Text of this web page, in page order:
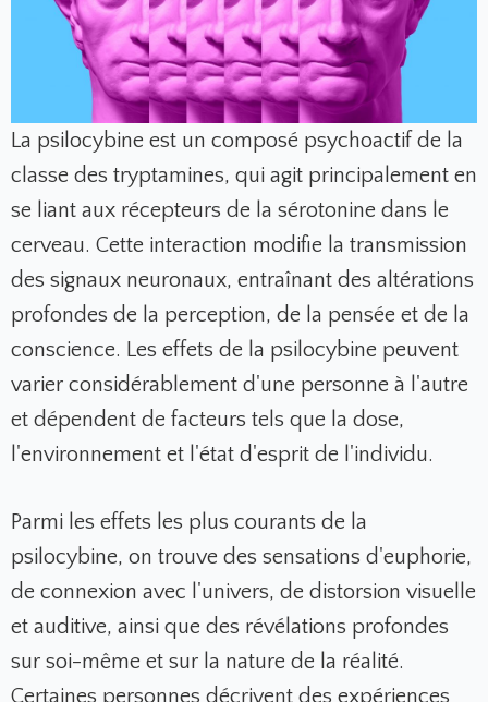
La psilocybine est un composé psychoactif de la
classe des tryptamines, qui agit principalement en
se liant aux récepteurs de la sérotonine dans le
cerveau. Cette interaction modifie la transmission
des signaux neuronaux, entraînant des altérations
profondes de la perception, de la pensée et de la
conscience. Les effets de la psilocybine peuvent
varier considérablement d'une personne à l'autre
et dépendent de facteurs tels que la dose,
l'environnement et l'état d'esprit de l'individu.
Parmi les effets les plus courants de la
psilocybine, on trouve des sensations d'euphorie,
de connexion avec l'univers, de distorsion visuelle
et auditive, ainsi que des révélations profondes
sur soi-même et sur la nature de la réalité.
Certaines personnes décrivent des expériences